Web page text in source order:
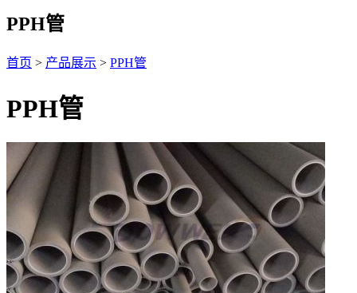
PPH管
首页 > 产品展示 > PPH管
PPH管